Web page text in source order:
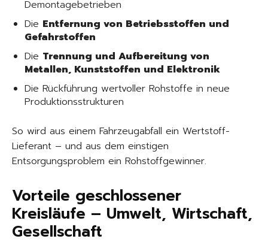
Demontagebetrieben
Die Entfernung von Betriebsstoffen und
Gefahrstoffen
Die Trennung und Aufbereitung von
Metallen, Kunststoffen und Elektronik
Die Rückführung wertvoller Rohstoffe in neue
Produktionsstrukturen
So wird aus einem Fahrzeugabfall ein Wertstoff-
Lieferant – und aus dem einstigen
Entsorgungsproblem ein Rohstoffgewinner.
Vorteile geschlossener
Kreisläufe – Umwelt, Wirtschaft,
Gesellschaft